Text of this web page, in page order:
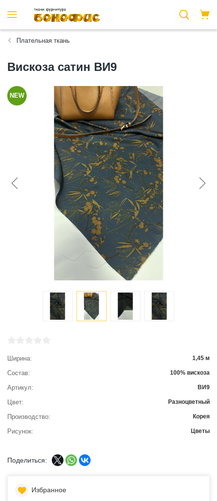
Плательная ткань
Вискоза сатин ВИ9
NEW
Ширина 1,45 м
Состав 100% вискоза
Артикул ВИ9
Цвет Разноцветный
Производство Корея
Рисунок Цветы
Поделиться:
Избранное